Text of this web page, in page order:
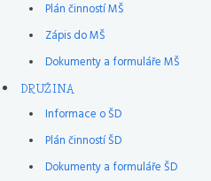
Plán činností MŠ
Zápis do MŠ
Dokumenty a formuláře MŠ
DRUŽINA
Informace o ŠD
Plán činností ŠD
Dokumenty a formuláře ŠD